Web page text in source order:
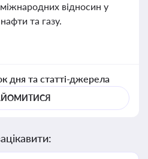
відносин у
та газу.
дня та статті-джерела